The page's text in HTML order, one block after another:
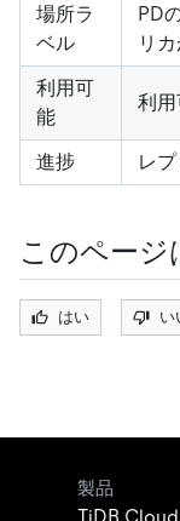
場所ラ
ベル
PD
リ
利用可
能
利
進捗 レ
このページ
はい い
製品